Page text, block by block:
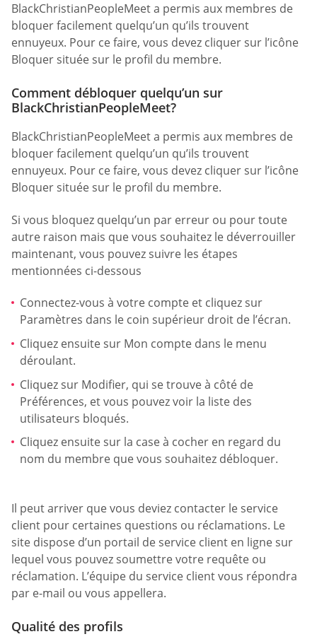
BlackChristianPeopleMeet a permis aux membres de
bloquer facilement quelqu’un qu’ils trouvent
ennuyeux. Pour ce faire, vous devez cliquer sur l’icône
Bloquer située sur le profil du membre.
Comment débloquer quelqu’un sur
BlackChristianPeopleMeet?
BlackChristianPeopleMeet a permis aux membres de
bloquer facilement quelqu’un qu’ils trouvent
ennuyeux. Pour ce faire, vous devez cliquer sur l’icône
Bloquer située sur le profil du membre.
Si vous bloquez quelqu’un par erreur ou pour toute
autre raison mais que vous souhaitez le déverrouiller
maintenant, vous pouvez suivre les étapes
mentionnées ci-dessous
Connectez-vous à votre compte et cliquez sur
Paramètres dans le coin supérieur droit de l’écran.
Cliquez ensuite sur Mon compte dans le menu
déroulant.
Cliquez sur Modifier, qui se trouve à côté de
Préférences, et vous pouvez voir la liste des
utilisateurs bloqués.
Cliquez ensuite sur la case à cocher en regard du
nom du membre que vous souhaitez débloquer.
Il peut arriver que vous deviez contacter le service
client pour certaines questions ou réclamations. Le
site dispose d’un portail de service client en ligne sur
lequel vous pouvez soumettre votre requête ou
réclamation. L’équipe du service client vous répondra
par e-mail ou vous appellera.
Qualité des profils